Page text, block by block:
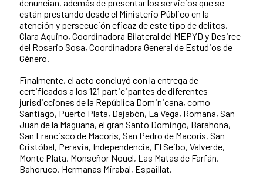
denuncian, además de presentar los servicios que se
están prestando desde el Ministerio Público en la
atención y persecución eficaz de este tipo de delitos,
Clara Aquino, Coordinadora Bilateral del MEPYD y Desiree
del Rosario Sosa, Coordinadora General de Estudios de
Género.
Finalmente, el acto concluyó con la entrega de
certificados a los 121 participantes de diferentes
jurisdicciones de la República Dominicana, como
Santiago, Puerto Plata, Dajabón, La Vega, Romana, San
Juan de la Maguana, el gran Santo Domingo, Barahona,
San Francisco de Macorís, San Pedro de Macorís, San
Cristóbal, Peravia, Independencia, El Seibo, Valverde,
Monte Plata, Monseñor Nouel, Las Matas de Farfán,
Bahoruco, Hermanas Mirabal, Espaillat.